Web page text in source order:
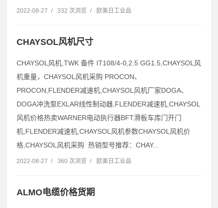
2022-08-27 / 332 次浏览 / 欧美日工业品
CHAYSOL风机尺寸
CHAYSOL风机,TWK 备件 IT108/4-0,2.5 GG1.5,CHAYSOL风
机重量，CHAYSOL风机采购 PROCON、
PROCON,FLENDER减速机,CHAYSOL风机厂家DOGA、
DOGA冲洗泵EXLAR线性制动器,FLENDER减速机,CHAYSOL
风机价格热卖WARNER电动执行器BFT滑板车库门开门
机,FLENDER减速机,CHAYSOL风机参数CHAYSOL风机价
格,CHAYSOL风机采购 热销型号推荐：CHAY...
2022-08-27 / 360 次浏览 / 欧美日工业品
ALMO电缆价格货期